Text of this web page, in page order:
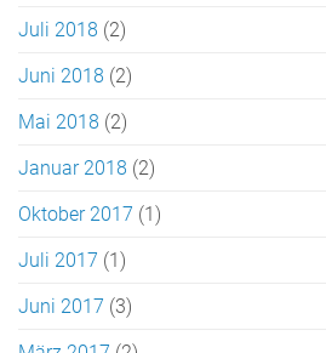
Juli 2018 (2)
Juni 2018 (2)
Mai 2018 (2)
Januar 2018 (2)
Oktober 2017 (1)
Juli 2017 (1)
Juni 2017 (3)